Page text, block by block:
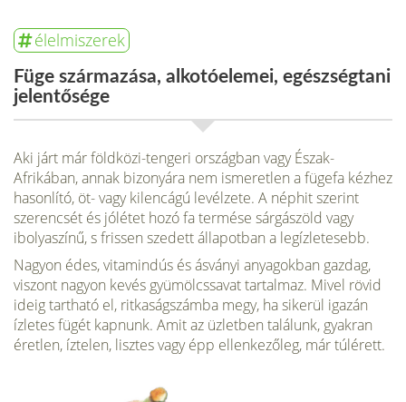
élelmiszerek
Füge származása, alkotóelemei, egészségtani
jelentősége
Aki járt már földközi-tengeri országban vagy Észak-
Afrikában, annak bizonyára nem isme­retlen a fügefa kézhez
hasonlító, öt- vagy kilencágú levélzete. A néphit szerint
szerencsét és jólétet hozó fa termése sárgászöld vagy
ibolyaszínű, s frissen szedett állapotban a leg­ízletesebb.
Nagyon édes, vitamindús és ásványi anyagokban gazdag,
viszont nagyon kevés gyümölcssavat tartalmaz. Mivel rövid
ideig tartható el, ritkaságszámba megy, ha sikerül igazán
ízletes fügét kapnunk. Amit az üzletben találunk, gyakran
éretlen, íztelen, lisztes vagy épp ellenkezőleg, már túlérett.